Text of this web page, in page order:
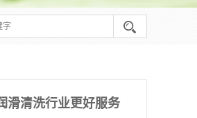
滑清洗行业更好服务